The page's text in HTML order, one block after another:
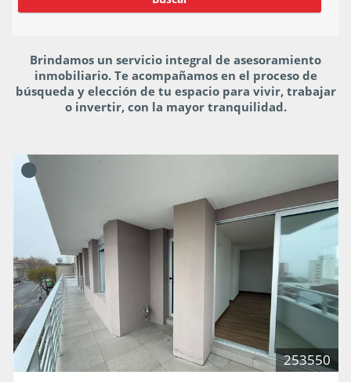
Brindamos un servicio integral de asesoramiento
inmobiliario. Te acompañamos en el proceso de
búsqueda y elección de tu espacio para vivir, trabajar
o invertir, con la mayor tranquilidad.
253550